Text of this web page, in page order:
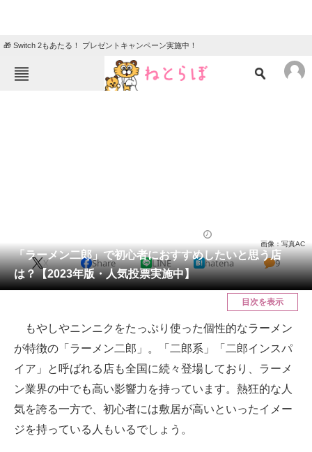
🎁 Switch 2もあたる！ プレゼントキャンペーン実施中！
会員記事
メディア
ITの今と未来を見通す
スマホと通信の最新トレンド
進化するPCとデバイスの未来
好きが集まる 比べて選べる
「ラーメン二郎」で初心者におすすめしたいと思う店
は？【2023年版・人気投票実施中】
画像：写真AC
X Share LINE hatena 9
目次を表示
もやしやニンニクをたっぷり使った個性的なラーメン
が特徴の「ラーメン二郎」。「二郎系」「二郎インスパ
イア」と呼ばれる店も全国に続々登場しており、ラーメ
ン業界の中でも高い影響力を持っています。熱狂的な人
気を誇る一方で、初心者には敷居が高いといったイメー
ジを持っている人もいるでしょう。